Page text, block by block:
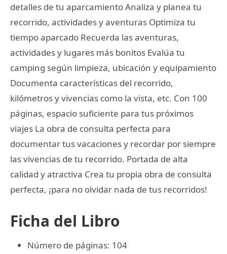
detalles de tu aparcamiento Analiza y planea tu
recorrido, actividades y aventuras Optimiza tu
tiempo aparcado Recuerda las aventuras,
actividades y lugares más bonitos Evalúa tu
camping según limpieza, ubicación y equipamiento
Documenta características del recorrido,
kilómetros y vivencias como la vista, etc. Con 100
páginas, espacio suficiente para tus próximos
viajes La obra de consulta perfecta para
documentar tus vacaciones y recordar por siempre
las vivencias de tu recorrido. Portada de alta
calidad y atractiva Crea tu propia obra de consulta
perfecta, ¡para no olvidar nada de tus recorridos!
Ficha del Libro
Número de páginas: 104